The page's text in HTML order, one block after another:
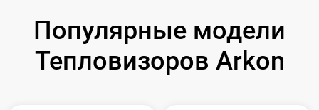
Популярные модели
Тепловизоров Arkon